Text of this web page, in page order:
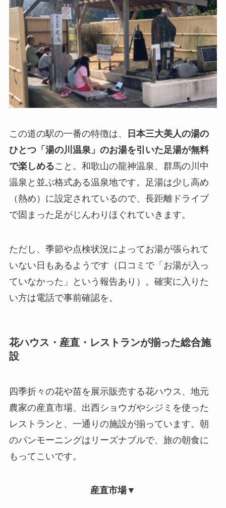
この道の駅の一番の特徴は、
日本三大美人の湯の
ひとつ「湯の川温泉」のお湯を引いた足湯が無料
で楽しめること。和歌山の龍神温泉、群馬の川中
温泉と並ぶ格式ある温泉地です。足湯は少し高め
（熱め）に設定されているので、長距離ドライブ
で固まった足がじんわりほぐれていきます。
ただし、季節や点検状況によってお湯が張られて
いない日もあるようです（口コミで「お湯が入っ
ていなかった」という報告あり）。確実に入りた
い方は電話で事前確認を。
花ハウス・産直・レストランが揃った総合施
設
四季折々の花や苗を展示販売する花ハウス、地元
農家の産直市場、出西ショウガやシジミを使った
レストランと、一通りの施設が揃っています。朝
のパンモーニングはリーズナブルで、旅の朝食に
もってこいです。
産直市場▼